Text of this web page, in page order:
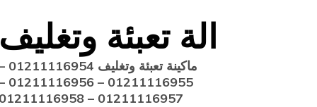
الة تعبئة وتغليف
ماكينة تعبئة
–
01211116957 – 01211116958